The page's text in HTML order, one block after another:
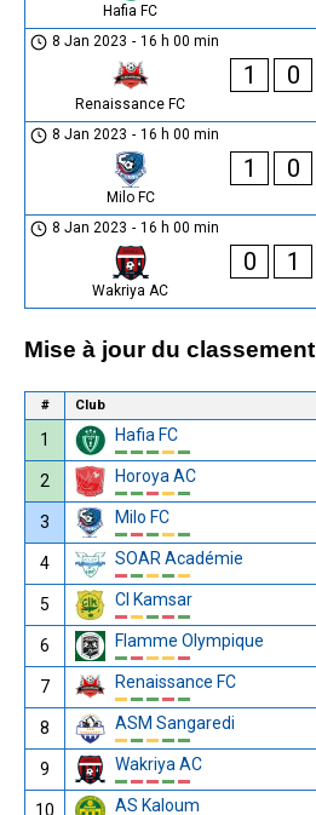
Hafia FC
8 Jan 2023 - 16 h 00 min
Renaissance FC
1 0
8 Jan 2023 - 16 h 00 min
Milo FC
1 0
8 Jan 2023 - 16 h 00 min
Wakriya AC
0 1
Mise à jour du classement
# Club
1 Hafia FC
2 Horoya AC
3 Milo FC
4 SOAR Académie
5 CI Kamsar
6 Flamme Olympique
7 Renaissance FC
8 ASM Sangaredi
9 Wakriya AC
10 AS Kaloum